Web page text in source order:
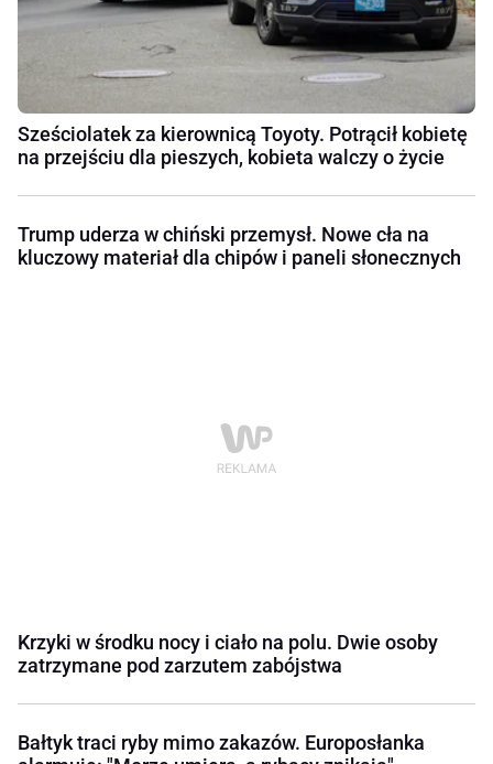
Sześciolatek za kierownicą Toyoty. Potrącił kobietę
na przejściu dla pieszych, kobieta walczy o życie
Trump uderza w chiński przemysł. Nowe cła na
kluczowy materiał dla chipów i paneli słonecznych
Krzyki w środku nocy i ciało na polu. Dwie osoby
zatrzymane pod zarzutem zabójstwa
Bałtyk traci ryby mimo zakazów. Europosłanka